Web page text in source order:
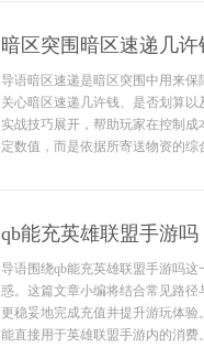
暗区突围暗区速递几许
导语暗区速递是暗区突围中用来
关心暗区速递几许钱、是否划算
实战技巧展开，帮助玩家在控制
定数值，而是依据所寄送物资的
qb能充英雄联盟手游吗
导语围绕qb能充英雄联盟手游吗
惑。这篇文章小编将结合常见路
更稳妥地完成充值并提升游玩体
能直接用于英雄联盟手游内的消